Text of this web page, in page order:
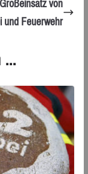
und Feuerwehr